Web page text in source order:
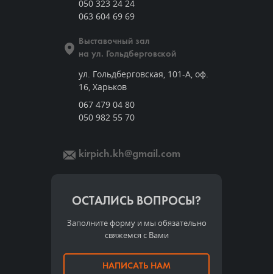
050 323 24 24
063 604 69 69
Выставочный зал
на ул. Гольдберговской
ул. Гольдберговская, 101-А, оф.
16, Харьков
067 479 04 80
050 982 55 70
kirpich.kh@gmail.com
ОСТАЛИСЬ ВОПРОСЫ?
Заполните форму и мы обязательно
свяжемся с Вами
НАПИСАТЬ НАМ